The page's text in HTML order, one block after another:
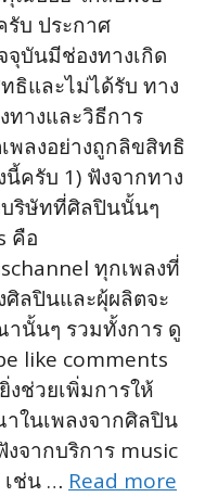
รับ ประกาศ
จุบันมีช่องทางเกิด
ธิและไม่ได้รับ ทาง
ทางและวิธีการ
พลงอย่างถูกลิขสิทธิ
ครับ 1) ฟังจากทาง
ริษัทที่ศิลปินนั้นๆ
คือ
ทุกเพลงที่
ลปินและผุ้ผลิตจะ
นั้นๆ รวมทั้งการ ดู
like comments
งช่วยเพิ่มการให้
ในเพลงจากศิลปิน
จากบริการ music
ช่น … Read more